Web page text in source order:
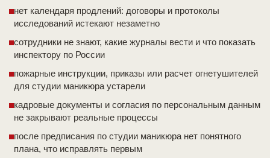
нет календаря продлений: договоры и протоколы
исследований истекают незаметно
сотрудники не знают, какие журналы вести и что показать
инспектору по России
пожарные инструкции, приказы или расчет огнетушителей
для студии маникюра устарели
кадровые документы и согласия по персональным данным
не закрывают реальные процессы
после предписания по студии маникюра нет понятного
плана, что исправлять первым